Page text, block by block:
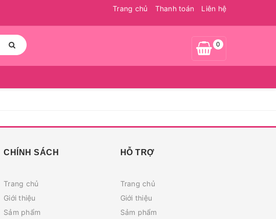
Trang chủ Thanh toán Liên hệ
0
CHÍNH SÁCH
Trang chủ
Giới thiệu
Sảm phẩm
HỖ TRỢ
Trang chủ
Giới thiệu
Sảm phẩm